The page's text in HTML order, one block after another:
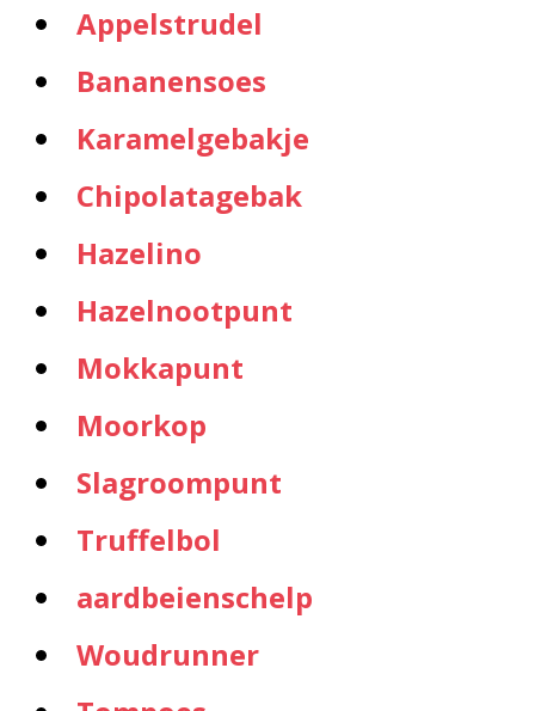
Appelstrudel
Bananensoes
Karamelgebakje
Chipolatagebak
Hazelino
Hazelnootpunt
Mokkapunt
Moorkop
Slagroompunt
Truffelbol
aardbeienschelp
Woudrunner